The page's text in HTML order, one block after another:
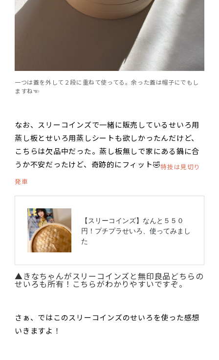
一つは蓋を外して２段に重ねて使ってる。余った蓋は帽子にでもし
ますね☜
なお、スリーコインズで一緒に販売しているせいろ用
蒸し板とせいろ用蒸しシートも欲しかったんだけど、
こちらは欠品中だった。蒸し板無しで家にある鍋に合
うか不安だったけど、奇跡的にフィット🤣特技は見切り
発車
▲きなちゃんがスリーコインズと無印良品どちらの
せいろも所有！こちらがわかりやすいですぞ。
さぁ、ではこのスリーコインズのせいろを使った感想
いきますよ！